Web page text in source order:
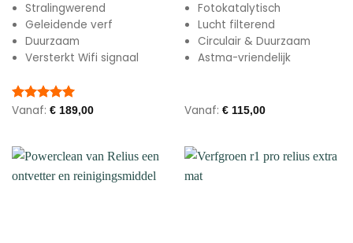
Stralingwerend
Geleidende verf
Duurzaam
Versterkt Wifi signaal
Gewaardeerd
Vanaf: €189,00
Fotokatalytisch
Lucht filterend
Circulair & Duurzaam
Astma-vriendelijk
Vanaf: €115,00